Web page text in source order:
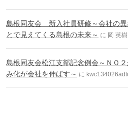
島根同友会 新入社員研修～会社の異
とで見えてくる島根の未来～ に 岡 英樹
島根同友会松江支部記念例会～ＮＯ
み化が会社を伸ばす～ に